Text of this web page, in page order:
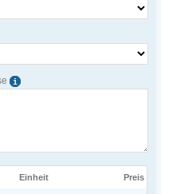
Einheit Preis